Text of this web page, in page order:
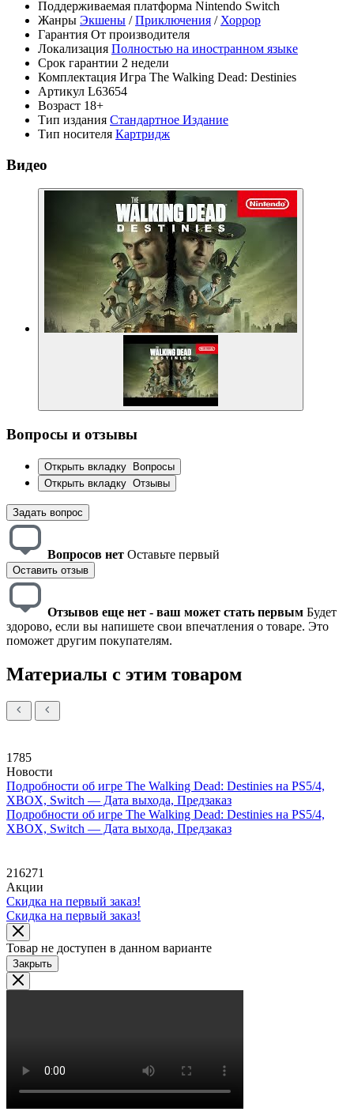
Поддерживаемая платформа Nintendo Switch
Жанры Экшены /Приключения / Хоррор
Гарантия От производителя
Локализация Полностью на иностранном языке
Срок гарантии 2 недели
Комплектация Игра The Walking Dead: Destinies
Артикул L63654
Возраст 18+
Тип издания Стандартное Издание
Тип носителя Картридж
Видео
Вопросы и отзывы
Открыть вкладку
Вопросы
Открыть вкладку Отзывы
Задать вопрос
Вопросов нет Оставьте первый
Оставить отзыв
Отзывов еще нет - ваш может стать первым Будет
здорово, если вы напишете свои впечатления о товаре. Это
поможет другим покупателям.
Материалы с этим товаром
1785
Новости
Подробности об игре The Walking Dead: Destinies на PS5/4,
XBOX, Switch — Дата выхода, Предзаказ
Подробности об игре The Walking Dead: Destinies на PS5/4,
XBOX, Switch — Дата выхода, Предзаказ
216271
Акции
Скидка на первый заказ!
Скидка на первый заказ!
Товар не доступен в данном варианте
Закрыть